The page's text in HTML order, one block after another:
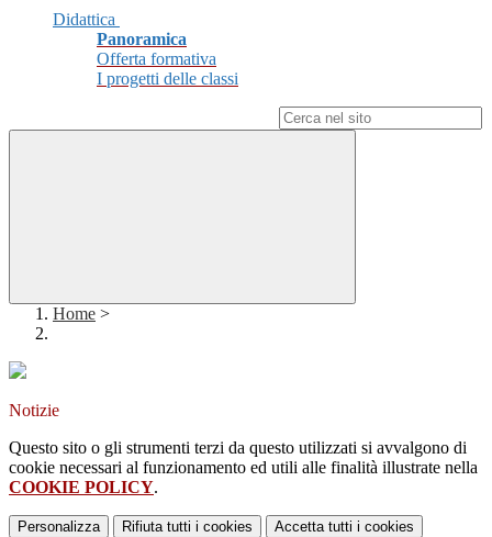
Didattica
Panoramica
Offerta formativa
I progetti delle classi
Home >
Notizie
Questo sito o gli strumenti terzi da questo utilizzati si avvalgono di
cookie necessari al funzionamento ed utili alle finalità illustrate nella
COOKIE POLICY.
Personalizza Rifiuta tutti i cookies Accetta tutti i cookies